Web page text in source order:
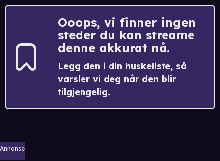
Ooops, vi finner ingen
steder du kan streame
denne akkurat nå.
Legg den i din huskeliste, så
varsler vi deg når den blir
tilgjengelig.
Annonse